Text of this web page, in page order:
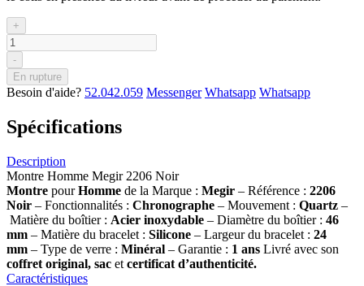
+
-
En rupture
Besoin d'aide? 52.042.059 Messenger Whatsapp Whatsapp
Spécifications
Description
Montre Homme Megir 2206 Noir
Montre pourHomme de la Marque : Megir – Référence : 2206
Noir – Fonctionnalités : Chronographe – Mouvement : Quartz –
Matière du boîtier : Acier inoxydable – Diamètre du boîtier : 46
mm – Matière du bracelet : Silicone – Largeur du bracelet : 24
mm – Type de verre : Minéral – Garantie : 1 ans Livré avec son
coffret original, sac et certificat d’authenticité.
Caractéristiques